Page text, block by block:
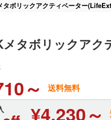
タボリックアクティベーター
メタボリックア
～ 送料無料
¥4,230～